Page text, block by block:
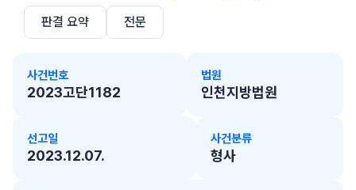
판결 요약 전문
사건번호
2023고단1182
법원
인천지방법원
선고일
2023.12.07.
사건분류
형사